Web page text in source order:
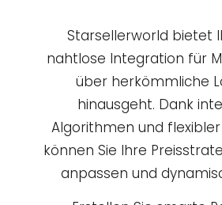
Starsellerworld bietet
nahtlose Integration für
über herkömmliche
hinausgeht. Dank
Algorithmen und
können Sie Ihre
anpassen und